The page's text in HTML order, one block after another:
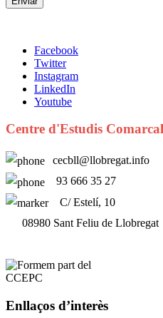
Facebook
Twitter
Instagram
LinkedIn
Youtube
Centre d'Estudis
cecbll@llobregat.info
93 666 35 27
C/ Estelí, 10
08980 Sant Feliu de Llobregat
Enllaços d’interès